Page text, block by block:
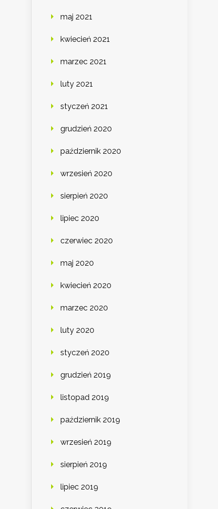
maj 2021
kwiecień 2021
marzec 2021
luty 2021
styczeń 2021
grudzień 2020
październik 2020
wrzesień 2020
sierpień 2020
lipiec 2020
czerwiec 2020
maj 2020
kwiecień 2020
marzec 2020
luty 2020
styczeń 2020
grudzień 2019
listopad 2019
październik 2019
wrzesień 2019
sierpień 2019
lipiec 2019